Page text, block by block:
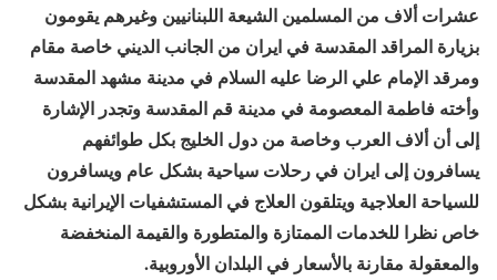
عشرات ألاف من المسلمين الشيعة اللبنانيين وغيرهم يقومون
بزيارة المراقد المقدسة في ايران من الجانب الديني خاصة مقام
ومرقد الإمام علي الرضا عليه السلام في مدينة مشهد المقدسة
وأخته فاطمة المعصومة في مدينة قم المقدسة وتجدر الإشارة
إلى أن ألاف العرب وخاصة من دول الخليج بكل طوائفهم
يسافرون إلى ايران في رحلات سياحية بشكل عام ويسافرون
للسياحة العلاجية ويتلقون العلاج في المستشفيات الإيرانية بشكل
خاص نظرا للخدمات الممتازة والمتطورة والقيمة المنخفضة
والمعقولة مقارنة بالأسعار في البلدان الأوروبية.